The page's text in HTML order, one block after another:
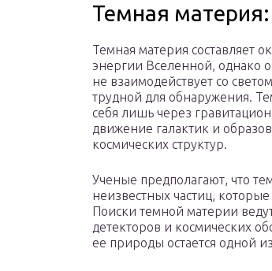
Темная
Темная материя составляет
энергии Вселенной, однако
не взаимодействует со
трудной для обнаружения.
себя лишь через
движение галактик и
космических структур.
Ученые предполагают, что
неизвестных частиц,
Поиски темной материи
детекторов и космических
ее природы остается одной